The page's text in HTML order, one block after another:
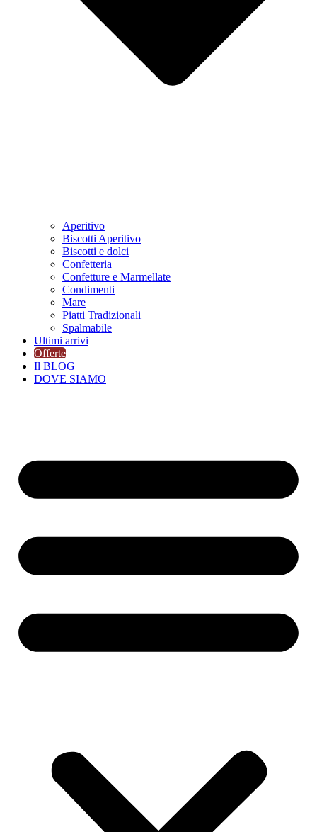
Aperitivo
Biscotti Aperitivo
Biscotti e dolci
Confetteria
Confetture e Marmellate
Condimenti
Mare
Piatti Tradizionali
Spalmabile
Ultimi arrivi
Offerte
Il BLOG
DOVE SIAMO